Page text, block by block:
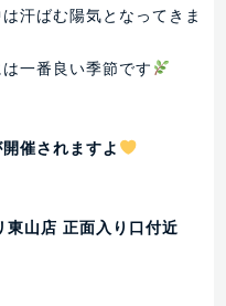
汗ばむ陽気となってきま
一番良い季節です
催されますよ
山店 正面入り口付近